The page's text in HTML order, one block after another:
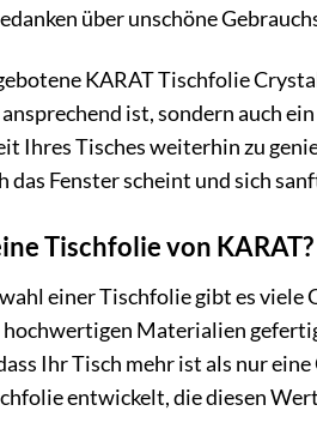
über unschöne
KARAT Tischfolie
ist, sondern auch
Ihres Tisches weiterhin zu
das Fenster scheint und sich
Tischfolie von KARAT?
einer Tischfolie gibt es
hochwertigen Materialien
Ihr Tisch mehr ist als nur
entwickelt, die diesen